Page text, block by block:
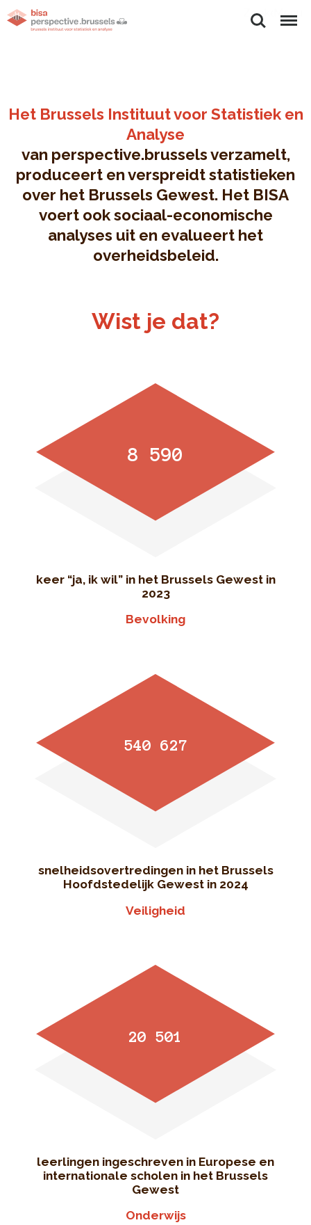
ZoekenMenu
Het Brussels Instituut voor Statistiek en
Analyse
van perspective.brussels verzamelt,
produceert en verspreidt statistieken
over het Brussels Gewest. Het BISA
voert ook sociaal-economische
analyses uit en evalueert het
overheidsbeleid.
Wist je dat?
8 590
keer “ja, ik wil” in het Brussels Gewest in
2023
Bevolking
540 627
snelheidsovertredingen in het Brussels
Hoofdstedelijk Gewest in 2024
Veiligheid
20 501
leerlingen ingeschreven in Europese en
internationale scholen in het Brussels
Gewest
Onderwijs